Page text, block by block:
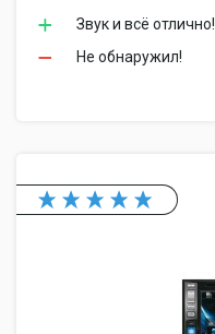
Звук и всё отлично!
Не обнаружил!